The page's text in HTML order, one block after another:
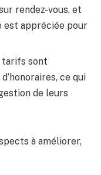
rendez-vous, et
est appréciée pour
tarifs sont
ce qui
de leurs
à améliorer,